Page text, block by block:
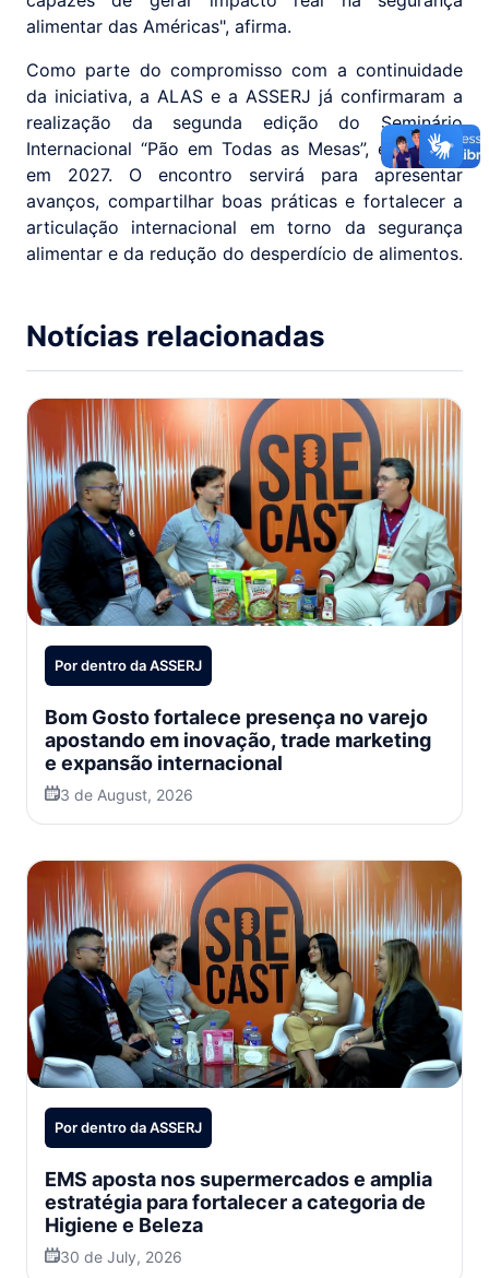
alimentar das Américas", afirma.
Como parte do compromisso com a continuidade
da iniciativa, a ALAS e a ASSERJ já confirmaram a
realização da segunda edição do Seminário
Internacional “Pão em Todas as Mesas”, em Roma,
em 2027. O encontro servirá para apresentar
avanços, compartilhar boas práticas e fortalecer a
articulação internacional em torno da segurança
alimentar e da redução do desperdício de alimentos.
Notícias relacionadas
Por dentro da ASSERJ
Bom Gosto fortalece presença no varejo
apostando em inovação, trade marketing
e expansão internacional
3 de August, 2026
Por dentro da ASSERJ
EMS aposta nos supermercados e amplia
estratégia para fortalecer a categoria de
Higiene e Beleza
30 de July, 2026